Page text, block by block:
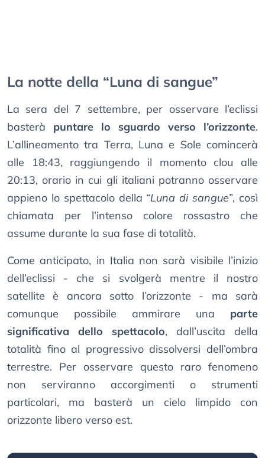
La notte della “Luna di sangue”
La sera del 7 settembre, per osservare l’eclissi
basterà puntare lo sguardo verso l’orizzonte.
L’allineamento tra Terra, Luna e Sole comincerà
alle 18:43, raggiungendo il momento clou alle
20:13, orario in cui gli italiani potranno osservare
appieno lo spettacolo della “Luna di sangue”, così
chiamata per l’intenso colore rossastro che
assume durante la sua fase di totalità.
Come anticipato, in Italia non sarà visibile l’inizio
dell’eclissi - che si svolgerà mentre il nostro
satellite è ancora sotto l’orizzonte - ma sarà
comunque possibile ammirare una parte
significativa dello spettacolo, dall’uscita della
totalità fino al progressivo dissolversi dell’ombra
terrestre. Per osservare questo raro fenomeno
non serviranno accorgimenti o strumenti
particolari, ma basterà un cielo limpido con
orizzonte libero verso est.